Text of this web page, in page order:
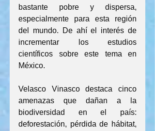
bastante pobre y dispersa,
especialmente para esta región
del mundo. De ahí el interés de
incrementar los estudios
científicos sobre este tema en
México.
Velasco Vinasco destaca cinco
amenazas que dañan a la
biodiversidad en el país:
deforestación, pérdida de hábitat,